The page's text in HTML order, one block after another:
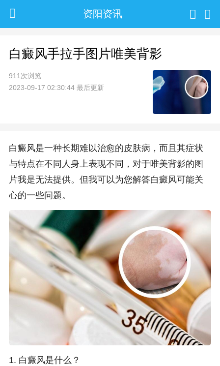
资阳资讯
白癜风手拉手图片唯美背影
911次浏览
2023-09-17 02:30:44 最后更新
白癜风是一种长期难以治愈的皮肤病，而且其症状
与特点在不同人身上表现不同，对于唯美背影的图
片我是无法提供。但我可以为您解答白癜风可能关
心的一些问题。
1. 白癜风是什么？